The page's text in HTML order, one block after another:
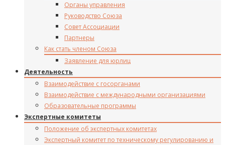
Органы управления
Руководство Союза
Совет Ассоциации
Партнеры
Как стать членом Союза
Заявление для юрлиц
Деятельность
Взаимодействие с госорганами
Взаимодействие с международными организациями
Образовательные программы
Экспертные комитеты
Положение об экспертных комитетах
Экспертный комитет по техническому регулированию и